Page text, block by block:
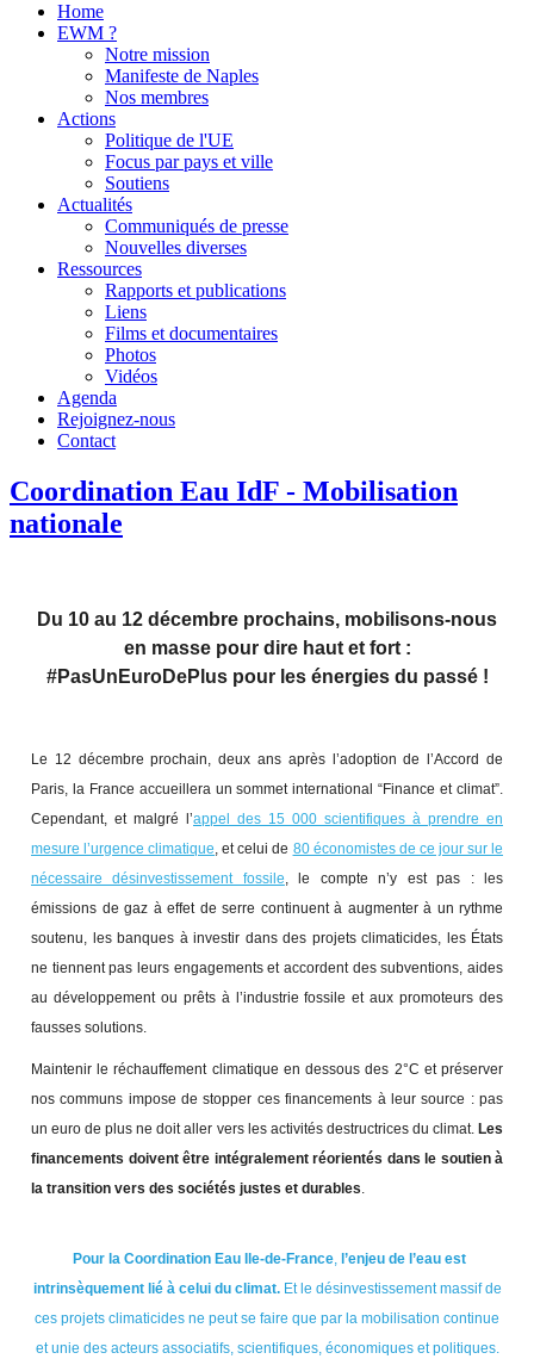
Home
EWM ?
Notre mission
Manifeste de Naples
Nos membres
Actions
Politique de l'UE
Focus par pays et ville
Soutiens
Actualités
Communiqués de presse
Nouvelles diverses
Ressources
Rapports et publications
Liens
Films et documentaires
Photos
Vidéos
Agenda
Rejoignez-nous
Contact
Coordination Eau IdF - Mobilisation
nationale
Du 10 au 12 décembre prochains, mobilisons-nous
en masse pour dire haut et fort :
#PasUnEuroDePlus pour les énergies du passé !
Le 12 décembre prochain, deux ans après l’adoption de l’Accord de
Paris, la France accueillera un sommet international “Finance et climat”.
Cependant, et malgré l’appel des 15 000 scientifiques à prendre en
mesure l’urgence climatique, et celui de 80 économistes de ce jour sur le
nécessaire désinvestissement fossile, le compte n’y est pas : les
émissions de gaz à effet de serre continuent à augmenter à un rythme
soutenu, les banques à investir dans des projets climaticides, les États
ne tiennent pas leurs engagements et accordent des subventions, aides
au développement ou prêts à l’industrie fossile et aux promoteurs des
fausses solutions.
Maintenir le réchauffement climatique en dessous des 2°C et préserver
nos communs impose de stopper ces financements à leur source : pas
un euro de plus ne doit aller vers les activités destructrices du climat. Les
financements doivent être intégralement réorientés dans le soutien à
la transition vers des sociétés justes et durables.
Pour la Coordination Eau Ile-de-France,l’enjeu de l’eau est
intrinsèquement lié à celui du climat.Et le désinvestissement massif de
ces projets climaticides ne peut se faire que par la mobilisation continue
et unie des acteurs associatifs, scientifiques, économiques et politiques.